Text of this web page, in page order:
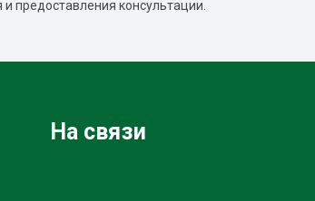
предоставления консультации.
На связи